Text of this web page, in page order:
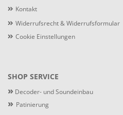
Kontakt
Widerrufsrecht & Widerrufsformular
Cookie Einstellungen
SHOP SERVICE
» Decoder- und Soundeinbau
» Patinierung